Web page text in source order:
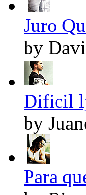
Juro
by
Dificil
by
Para